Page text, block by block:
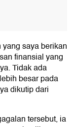
saya berikan
finansial yang
Tidak ada
besar pada
dikutip dari
tersebut, ia